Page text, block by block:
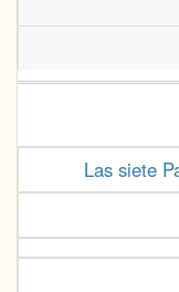
Las siete